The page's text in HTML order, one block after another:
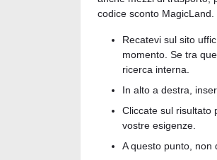
codice sconto MagicLand.
Recatevi sul sito
momento. Se tra
ricerca interna.
In alto a destra,
Cliccate sul risultato
vostre esigenze.
A questo punto, non